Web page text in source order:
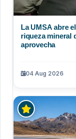
La UMSA abre
riqueza mineral
aprovecha
04 Aug 2026